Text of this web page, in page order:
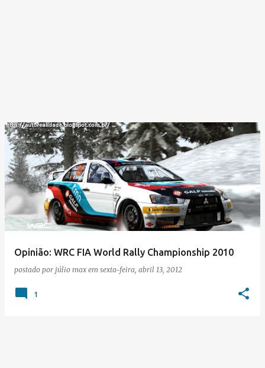
Opinião: WRC FIA World Rally Championship 2010
postado por júlio max em sexta-feira, abril 13, 2012
1